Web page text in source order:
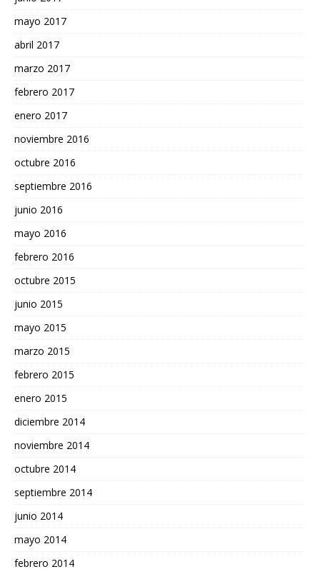
mayo 2017
abril 2017
marzo 2017
febrero 2017
enero 2017
noviembre 2016
octubre 2016
septiembre 2016
junio 2016
mayo 2016
febrero 2016
octubre 2015
junio 2015
mayo 2015
marzo 2015
febrero 2015
enero 2015
diciembre 2014
noviembre 2014
octubre 2014
septiembre 2014
junio 2014
mayo 2014
febrero 2014